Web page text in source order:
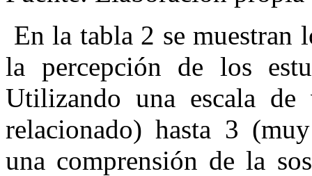
En la tabla 2 se muestran
la percepción de los
Utilizando una escala
relacionado) hasta 3
una comprensión de la